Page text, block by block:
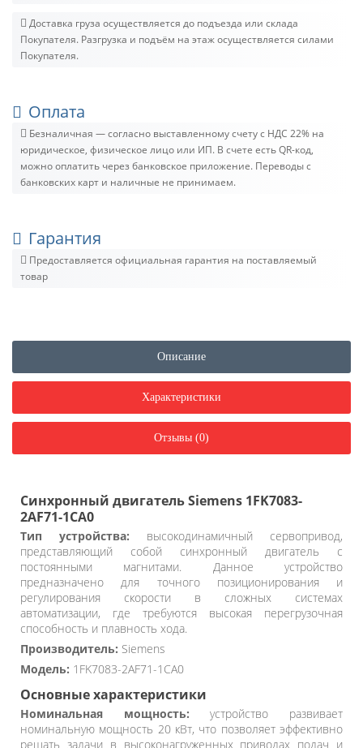
Доставка груза осуществляется до подъезда или склада
Покупателя. Разгрузка и подъём на этаж осуществляется силами
Покупателя.
Оплата
Безналичная — согласно выставленному счету c НДС 22% на
юридическое, физическое лицо или ИП. В счете есть QR-код,
можно оплатить через банковское приложение. Переводы с
банковских карт и наличные не принимаем.
Гарантия
Предоставляется официальная гарантия на поставляемый
товар
Описание
Характеристики
Отзывы (0)
Синхронный двигатель Siemens 1FK7083-
2AF71-1CA0
Тип устройства: высокодинамичный сервопривод,
представляющий собой синхронный двигатель с
постоянными магнитами. Данное устройство
предназначено для точного позиционирования и
регулирования скорости в сложных системах
автоматизации, где требуются высокая перегрузочная
способность и плавность хода.
Производитель: Siemens
Модель: 1FK7083-2AF71-1CA0
Основные характеристики
Номинальная мощность: устройство развивает
номинальную мощность 20 кВт, что позволяет эффективно
решать задачи в высоконагруженных приводах подач и